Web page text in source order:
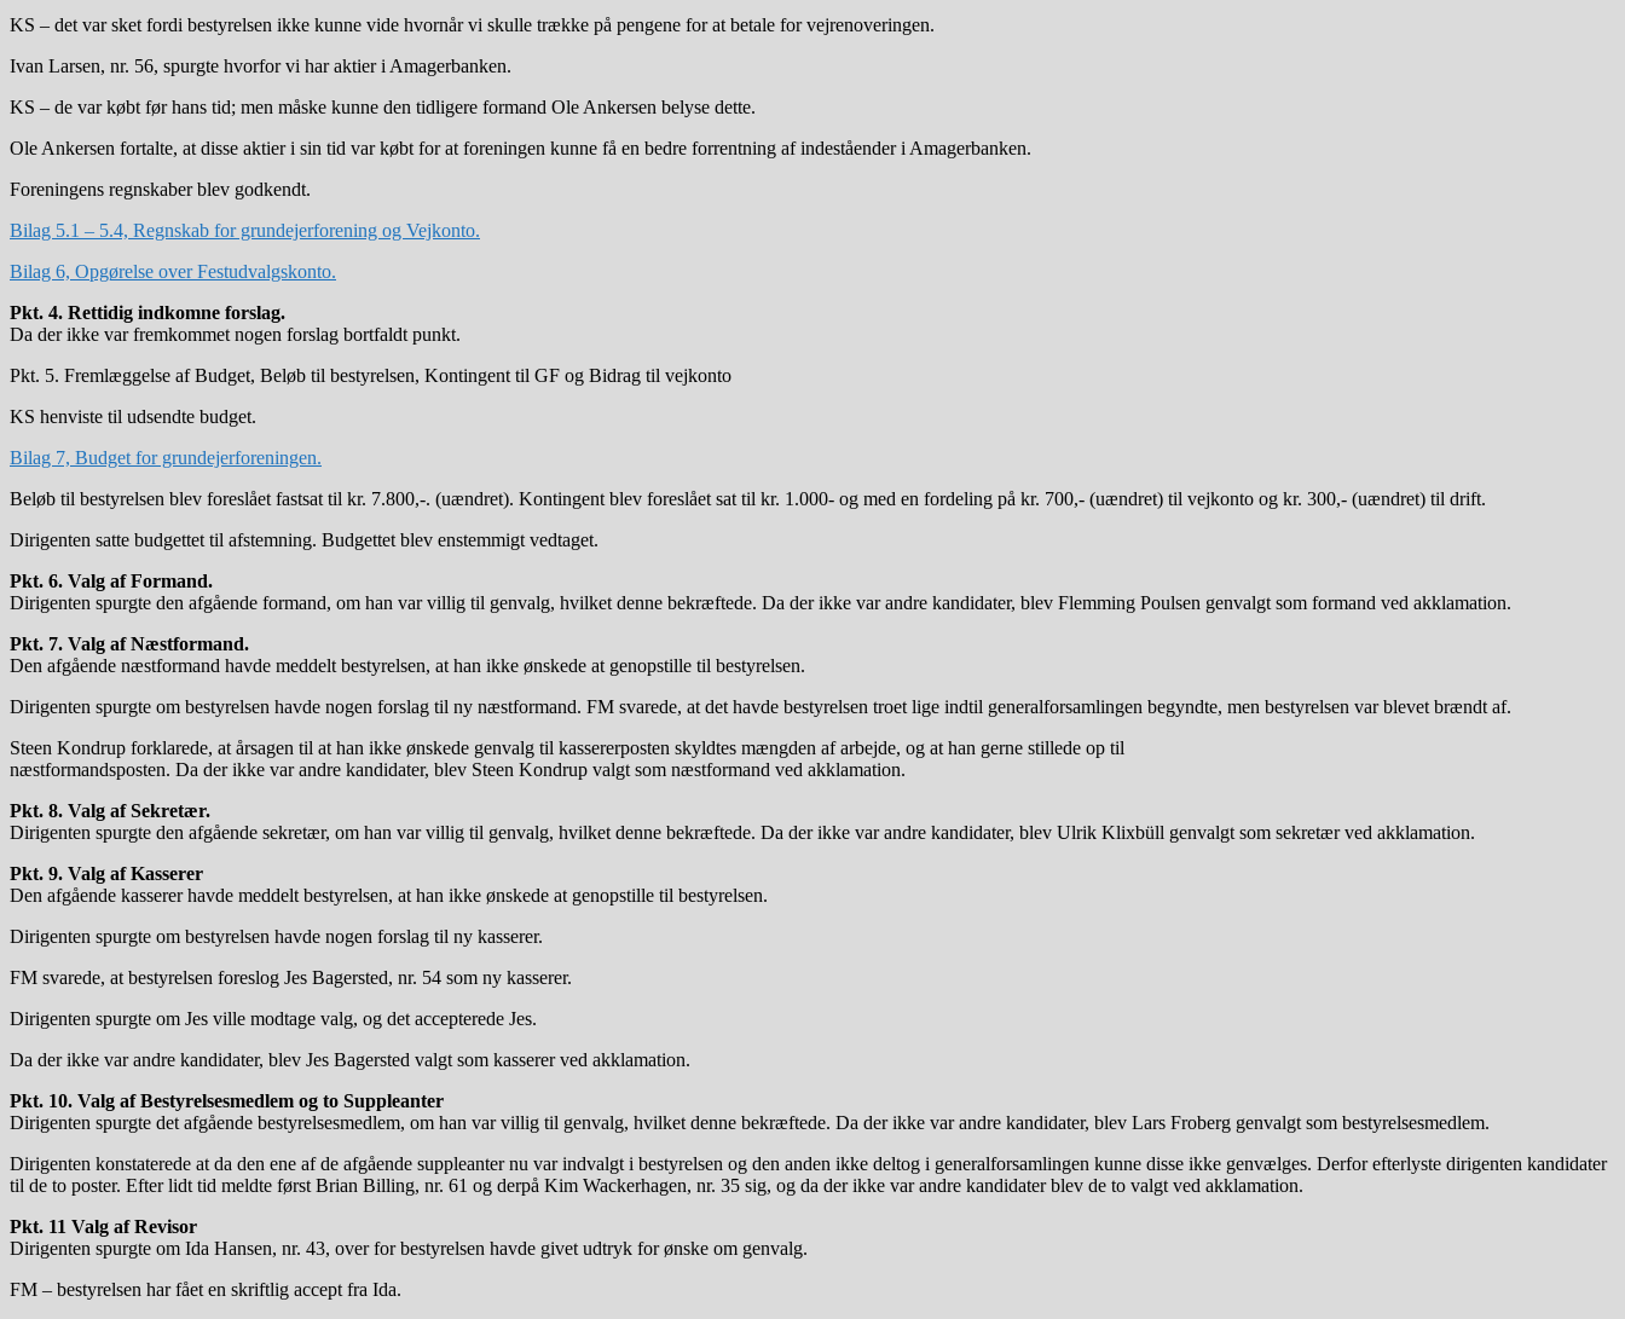
KS – det var sket fordi bestyrelsen ikke kunne vide hvornår vi skulle trække på pengene for at betale for vejrenoveringen.
Ivan Larsen, nr. 56, spurgte hvorfor vi har aktier i Amagerbanken.
KS – de var købt før hans tid; men måske kunne den tidligere formand Ole Ankersen belyse dette.
Ole Ankersen fortalte, at disse aktier i sin tid var købt for at foreningen kunne få en bedre forrentning af indeståender i Amagerbanken.
Foreningens regnskaber blev godkendt.
Bilag 5.1 – 5.4, Regnskab for grundejerforening og Vejkonto.
Bilag 6, Opgørelse over Festudvalgskonto.
Pkt. 4. Rettidig indkomne forslag.
Da der ikke var fremkommet nogen forslag bortfaldt punkt.
Pkt. 5. Fremlæggelse af Budget, Beløb til bestyrelsen, Kontingent til GF og Bidrag til vejkonto
KS henviste til udsendte budget.
Bilag 7, Budget for grundejerforeningen.
Beløb til bestyrelsen blev foreslået fastsat til kr. 7.800,-. (uændret). Kontingent blev foreslået sat til kr. 1.000- og med en fordeling på kr. 700,- (uændret) til vejkonto og kr. 300,- (uændret) til drift.
Dirigenten satte budgettet til afstemning. Budgettet blev enstemmigt vedtaget.
Pkt. 6. Valg af Formand.
Dirigenten spurgte den afgående formand, om han var villig til genvalg, hvilket denne bekræftede. Da der ikke var andre kandidater, blev Flemming Poulsen genvalgt som formand ved akklamation.
Pkt. 7. Valg af Næstformand.
Den afgående næstformand havde meddelt bestyrelsen, at han ikke ønskede at genopstille til bestyrelsen.
Dirigenten spurgte om bestyrelsen havde nogen forslag til ny næstformand. FM svarede, at det havde bestyrelsen troet lige indtil generalforsamlingen begyndte, men bestyrelsen var blevet brændt af.
Steen Kondrup forklarede, at årsagen til at han ikke ønskede genvalg til kassererposten skyldtes mængden af arbejde, og at han gerne stillede op til
næstformandsposten. Da der ikke var andre kandidater, blev Steen Kondrup valgt som næstformand ved akklamation.
Pkt. 8. Valg af Sekretær.
Dirigenten spurgte den afgående sekretær, om han var villig til genvalg, hvilket denne bekræftede. Da der ikke var andre kandidater, blev Ulrik Klixbüll genvalgt som sekretær ved akklamation.
Pkt. 9. Valg af Kasserer
Den afgående kasserer havde meddelt bestyrelsen, at han ikke ønskede at genopstille til bestyrelsen.
Dirigenten spurgte om bestyrelsen havde nogen forslag til ny kasserer.
FM svarede, at bestyrelsen foreslog Jes Bagersted, nr. 54 som ny kasserer.
Dirigenten spurgte om Jes ville modtage valg, og det accepterede Jes.
Da der ikke var andre kandidater, blev Jes Bagersted valgt som kasserer ved akklamation.
Pkt. 10. Valg af Bestyrelsesmedlem og to Suppleanter
Dirigenten spurgte det afgående bestyrelsesmedlem, om han var villig til genvalg, hvilket denne bekræftede. Da der ikke var andre kandidater, blev Lars Froberg genvalgt som bestyrelsesmedlem.
Dirigenten konstaterede at da den ene af de afgående suppleanter nu var indvalgt i bestyrelsen og den anden ikke deltog i generalforsamlingen kunne disse ikke genvælges. Derfor efterlyste dirigenten kandidater
til de to poster. Efter lidt tid meldte først Brian Billing, nr. 61 og derpå Kim Wackerhagen, nr. 35 sig, og da der ikke var andre kandidater blev de to valgt ved akklamation.
Pkt. 11 Valg af Revisor
Dirigenten spurgte om Ida Hansen, nr. 43, over for bestyrelsen havde givet udtryk for ønske om genvalg.
FM – bestyrelsen har fået en skriftlig accept fra Ida.